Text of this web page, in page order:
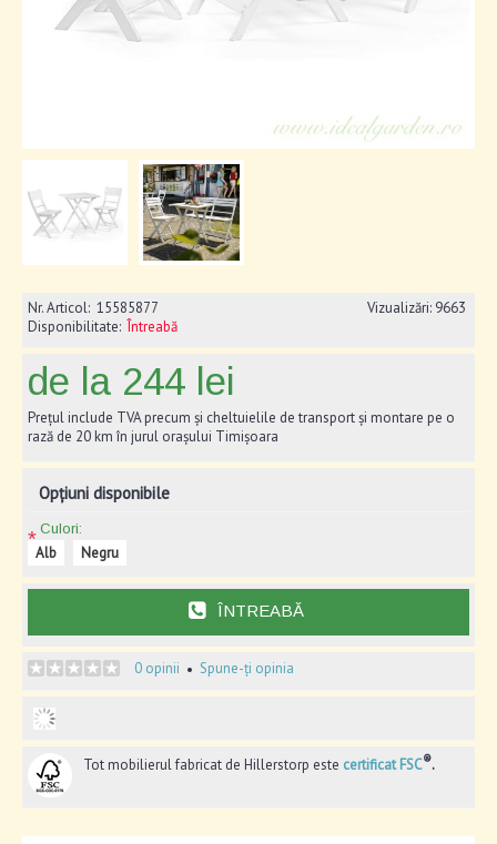
Vizualizări: 9663
Nr. Articol: 15585877
Disponibilitate: Întreabă
de la 244 lei
Prețul include TVA precum și cheltuielile de transport și montare pe o
rază de 20 km în jurul orașului Timișoara
Opțiuni disponibile
* Culori:
Alb Negru
ÎNTREABĂ
0 opinii • Spune-ți opinia
Tot mobilierul fabricat de Hillerstorp este certificat FSC®.